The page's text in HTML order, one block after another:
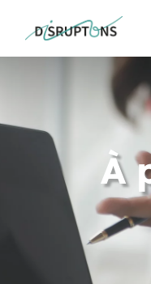
À